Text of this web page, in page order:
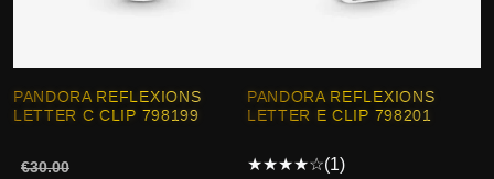
PANDORA REFLEXIONS
LETTER C CLIP 798199
€30.00
PANDORA REFLEXIONS
LETTER E CLIP 798201
★★★★☆(1)